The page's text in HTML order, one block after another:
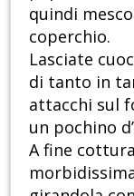
quindi
coperchio.
Lasciate
di tanto in
attacchi sul
un pochino
A fine